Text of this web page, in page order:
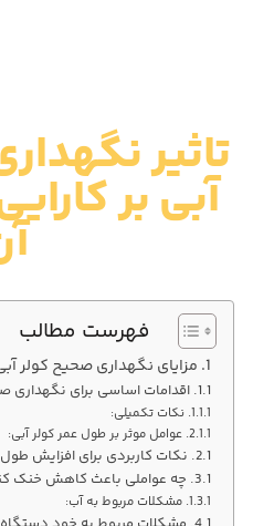
تاثیر
آبی بر
فهرست مطالب
مزایای نگهداری صحیح کولر
اقدامات اساسی برای نگهداری
نکات تکمیلی:
عوامل موثر بر طول عمر کولر آبی:
نکات کاربردی برای افزایش
چه عواملی باعث کاهش خنک
مشکلات مربوط به آب: